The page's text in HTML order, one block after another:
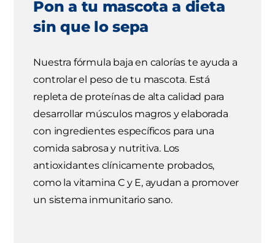
Pon a tu mascota a dieta
sin que lo sepa
Nuestra fórmula baja en calorías te ayuda a
controlar el peso de tu mascota. Está
repleta de proteínas de alta calidad para
desarrollar músculos magros y elaborada
con ingredientes específicos para una
comida sabrosa y nutritiva. Los
antioxidantes clínicamente probados,
como la vitamina C y E, ayudan a promover
un sistema inmunitario sano.